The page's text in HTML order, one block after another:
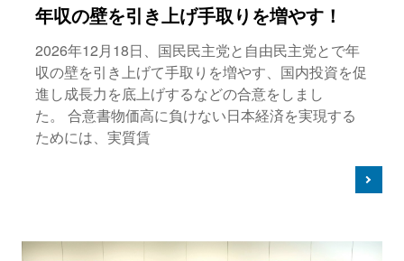
年収の壁を引き上げ手取りを増やす！
2026年12月18日、国民民主党と自由民主党とで年
収の壁を引き上げて手取りを増やす、国内投資を促
進し成長力を底上げするなどの合意をしまし
た。 合意書物価高に負けない日本経済を実現する
ためには、実質賃